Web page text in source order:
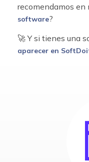
recomendamos en
software?
🚀 Y si tienes una
aparecer en